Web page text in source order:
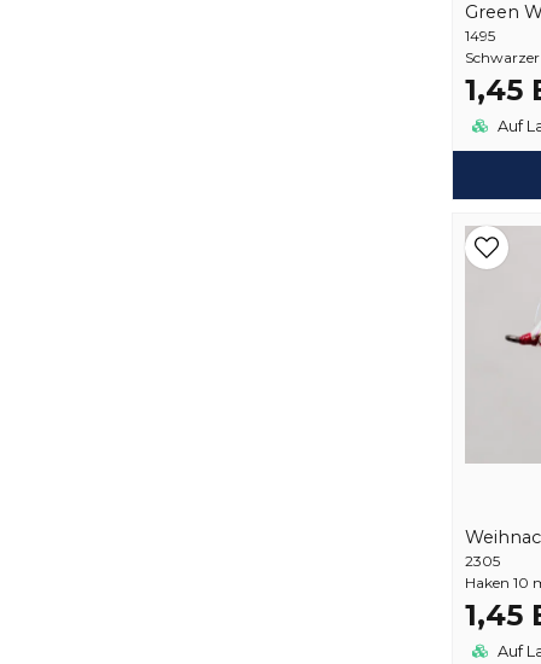
Green
1495
1,45
Auf
2305
Haken 10
1,45
Auf